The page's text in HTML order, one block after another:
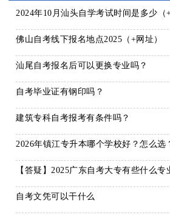
2024年10月汕头自学考试时间是多少（
佛山自考线下报名地点2025（+网址）
汕尾自考报名后可以更换专业吗？
自考毕业证有钢印吗？
建筑专科自考报考有条件吗？
2026年镇江专升本哪个学校好？怎么选
【答疑】2025广东自考大专有些什么专
自考文凭可以干什么